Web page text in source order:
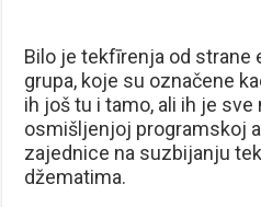
Bilo je tekfīrenja od strane
grupa, koje su označene
ih još tu i tamo, ali ih je
osmišljenjoj programskoj
zajednice na suzbijanju
džematima.